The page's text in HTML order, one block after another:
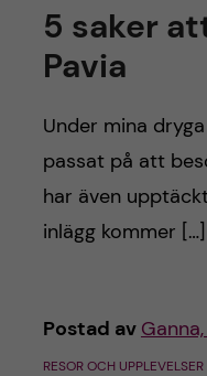
5 saker
Pavia
Under mina
passat på att
har även
inlägg kommer […]
Postad av
RESOR OCH UPPLEVELSER